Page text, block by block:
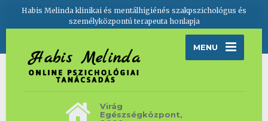
Habis Melinda klinikai és mentálhigiénés szakpszichológus és
személyközpontú terapeuta honlapja
MENU
Virág
Egészségközpont,